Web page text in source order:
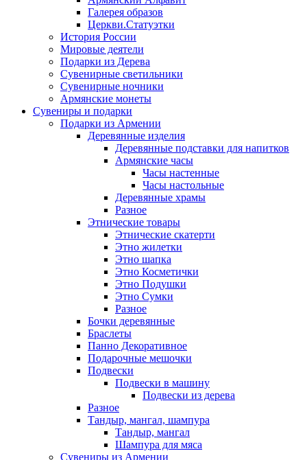
Галерея образов
Церкви.Статуэтки
История России
Мировые деятели
Подарки из Дерева
Сувенирные светильники
Сувенирные ночники
Армянские монеты
Сувениры и подарки
Подарки из Армении
Деревянные изделия
Деревянные подставки для напитков
Армянские часы
Часы настенные
Часы настольные
Деревянные храмы
Разное
Этнические товары
Этнические скатерти
Этно жилетки
Этно шапка
Этно Косметички
Этно Подушки
Этно Сумки
Разное
Бочки деревянные
Браслеты
Панно Декоративное
Подарочные мешочки
Подвески
Подвески в машину
Подвески из дерева
Разное
Тандыр, мангал, шампура
Тандыр, мангал
Шампура для мяса
Сувениры из Армении